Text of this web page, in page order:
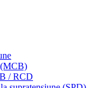
/ RCD